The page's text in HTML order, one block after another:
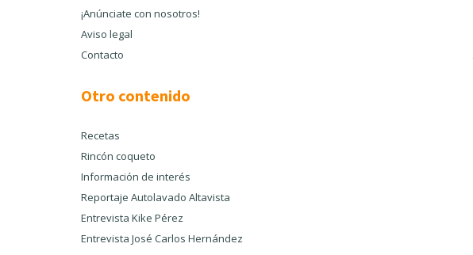
¡Anúnciate con nosotros!
Aviso legal
Contacto
Otro contenido
Recetas
Rincón coqueto
Información de interés
Reportaje Autolavado Altavista
Entrevista Kike Pérez
Entrevista José Carlos Hernández